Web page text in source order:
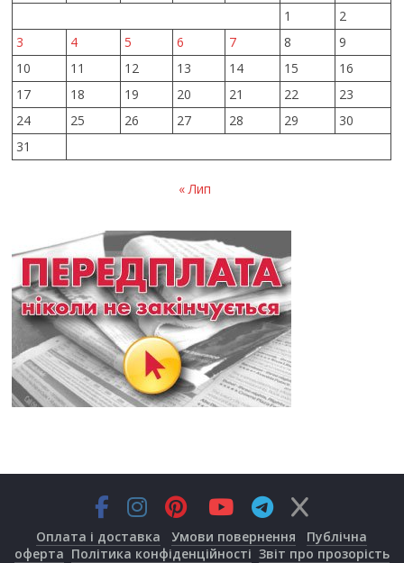
1
2
3
4 5 6 7 8
9
10
11 12 13 14 15
16
17
18 19 20 21 22
23
24
25 26 27 28 29
30
31
« Лип
Оплата і доставка Умови повернення
Публічна
оферта Політика конфіденційності Звіт про прозорість